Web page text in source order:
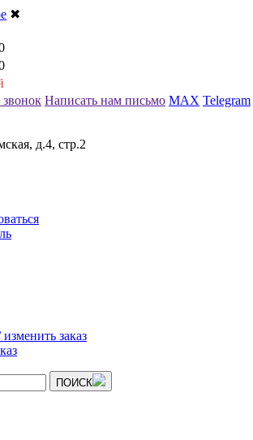
✖
звонок Написать нам письмо MAX Telegram
д.4, стр.2
заказ
ПОИСК